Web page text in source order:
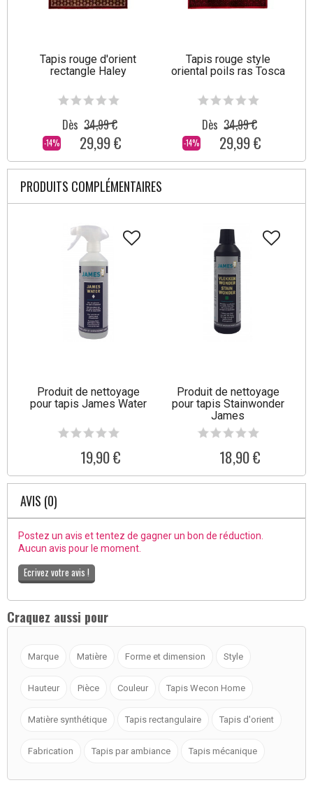
Tapis rouge d'orient
rectangle Haley
-14%
Dès 34,99 €
29,99 €
Tapis rouge style
oriental poils ras Tosca
-14%
Dès 34,99 €
29,99 €
PRODUITS COMPLÉMENTAIRES
Produit de nettoyage
pour tapis James Water
19,90 €
Produit de nettoyage
pour tapis Stainwonder
James
18,90 €
AVIS (0)
Postez un avis et tentez de gagner un bon de réduction.
Aucun avis pour le moment.
Ecrivez votre avis !
Craquez aussi pour
Marque Matière Forme et dimension Style
Hauteur Pièce Couleur Tapis Wecon Home
Matière synthétique Tapis rectangulaire Tapis d'orient
Fabrication Tapis par ambiance Tapis mécanique